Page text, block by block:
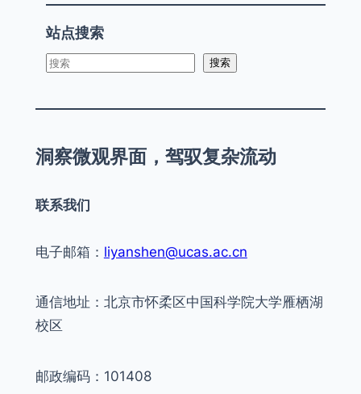
站点搜索
s
a
c
搜索
洞察微观界面，驾驭复杂流动
联系我们
电子邮箱： liyanshen@ucas.ac.cn
通信地址：北京市怀柔区中国科学院大学雁栖湖
校区
邮政编码：101408